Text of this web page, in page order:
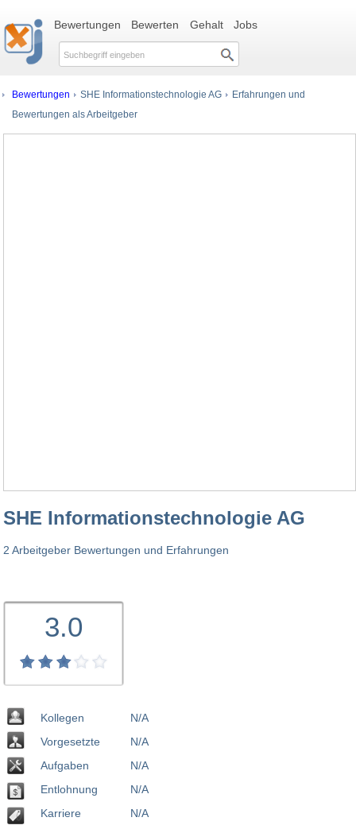
Bewertungen Bewerten Gehalt Jobs
Bewertungen SHE Informationstechnologie AG Erfahrungen und
Bewertungen als Arbeitgeber
SHE Informationstechnologie AG
2 Arbeitgeber Bewertungen und Erfahrungen
3.0
Kollegen
Vorgesetzte
Aufgaben
Entlohnung
Karriere
N/A
N/A
N/A
N/A
N/A